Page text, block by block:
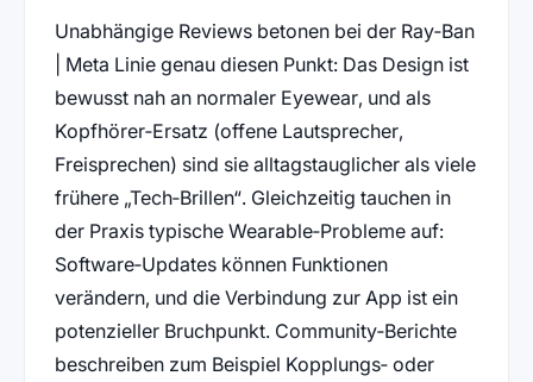
Unabhängige Reviews betonen bei der Ray‑Ban
| Meta Linie genau diesen Punkt: Das Design ist
bewusst nah an normaler Eyewear, und als
Kopfhörer‑Ersatz (offene Lautsprecher,
Freisprechen) sind sie alltagstauglicher als viele
frühere „Tech‑Brillen“. Gleichzeitig tauchen in
der Praxis typische Wearable‑Probleme auf:
Software‑Updates können Funktionen
verändern, und die Verbindung zur App ist ein
potenzieller Bruchpunkt. Community‑Berichte
beschreiben zum Beispiel Kopplungs‑ oder